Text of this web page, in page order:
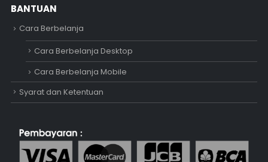
BANTUAN
Cara Berbelanja
Cara Berbelanja Desktop
Cara Berbelanja Mobile
Syarat dan Ketentuan